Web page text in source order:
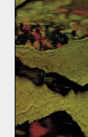
1914 - 1939
FRANCE
GRANDE-BRETAGNE
INTELLIGENCE
PAYS INDUSTRIALISÉS
Yoann Lusikila